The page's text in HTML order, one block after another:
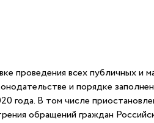
проведения всех публичных
и порядке
года. В том числе
обращений граждан